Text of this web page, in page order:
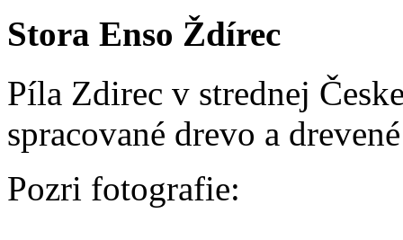
Stora Enso Ždírec
Píla Zdirec v strednej
spracované drevo a
Pozri fotografie: